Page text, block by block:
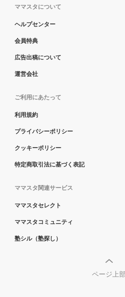
ママスタについて
ヘルプセンター
会員特典
広告出稿について
運営会社
ご利用にあたって
利用規約
プライバシーポリシー
クッキーポリシー
特定商取引法に基づく表記
ママスタ関連サービス
ママスタセレクト
ママスタコミュニティ
塾シル（塾探し）
ページ上部